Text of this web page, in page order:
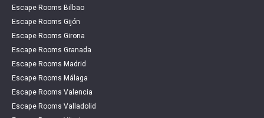
Escape Rooms Bilbao
Escape Rooms Gijón
Escape Rooms Girona
Escape Rooms Granada
Escape Rooms Madrid
Escape Rooms Málaga
Escape Rooms Valencia
Escape Rooms Valladolid